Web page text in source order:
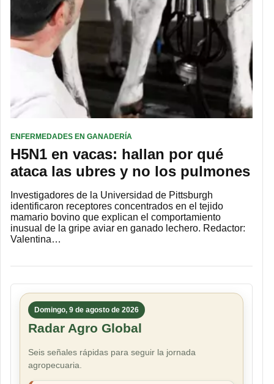
ENFERMEDADES EN GANADERÍA
H5N1 en vacas: hallan por qué
ataca las ubres y no los pulmones
Investigadores de la Universidad de Pittsburgh
identificaron receptores concentrados en el tejido
mamario bovino que explican el comportamiento
inusual de la gripe aviar en ganado lechero. Redactor:
Valentina…
Domingo, 9 de agosto de 2026
Radar Agro Global
Seis señales rápidas para seguir la jornada
agropecuaria.